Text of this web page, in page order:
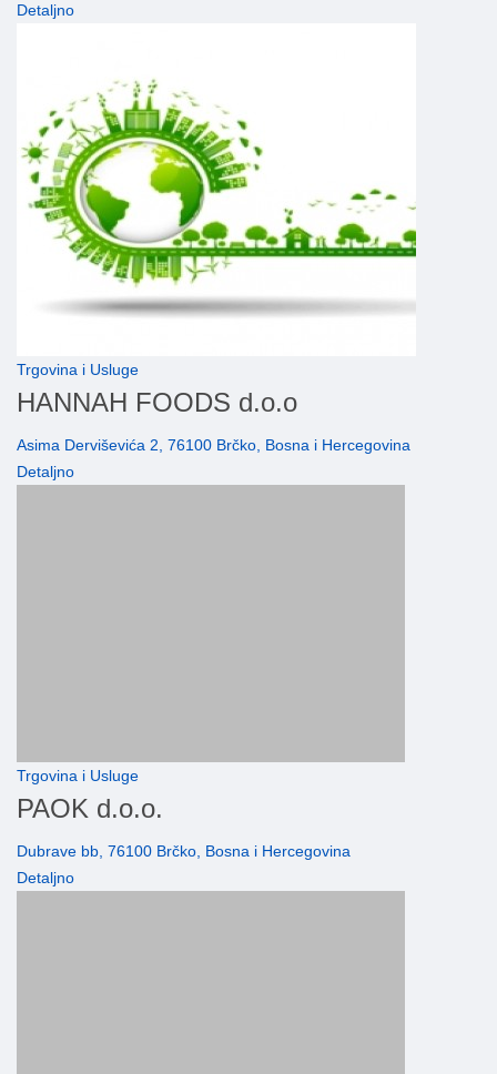
Detaljno
Trgovina i Usluge
HANNAH FOODS d.o.o
Asima Derviševića 2, 76100 Brčko, Bosna i Hercegovina
Detaljno
Trgovina i Usluge
PAOK d.o.o.
Dubrave bb, 76100 Brčko, Bosna i Hercegovina
Detaljno